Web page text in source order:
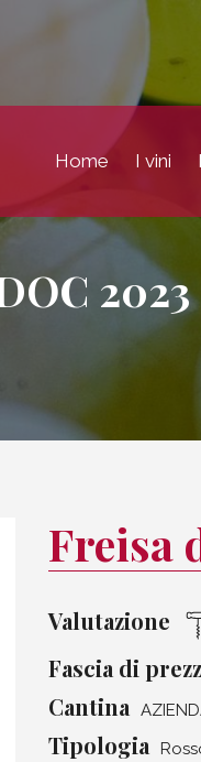
Home I vini
2023
Freisa
Valutazione
Fascia di
Cantina
Tipologia